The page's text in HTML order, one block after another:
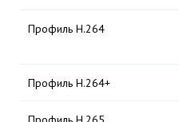
Профиль H.264
Профиль H.264+